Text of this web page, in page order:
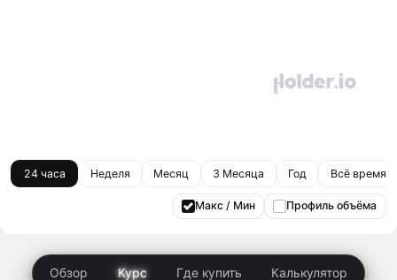
24 часа Неделя Месяц 3 Месяца Год Всё время
Макс / Мин Профиль объёма
Обзор Курс Где купить Калькулятор